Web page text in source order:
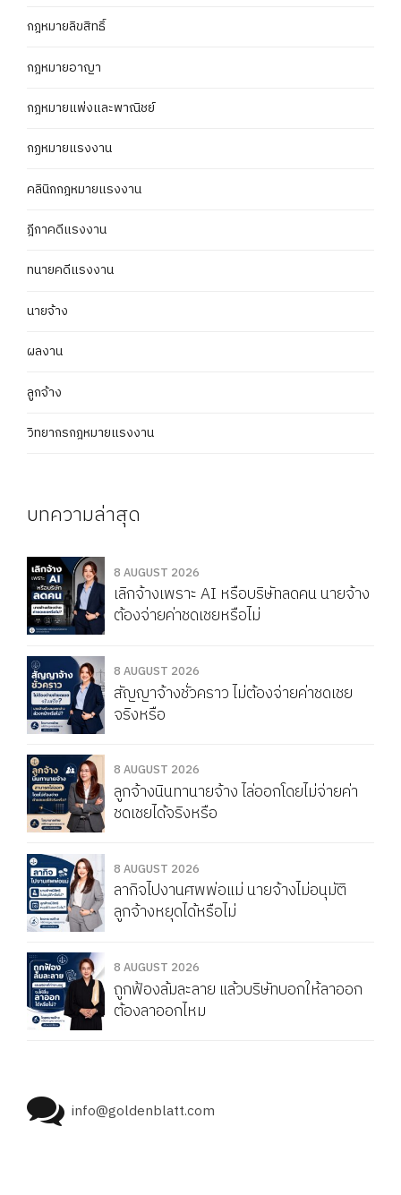
กฎหมายลิขสิทธิ์
กฎหมายอาญา
กฎหมายแพ่งและพาณิชย์
กฏหมายแรงงาน
คลินิกกฎหมายแรงงาน
ฎีกาคดีแรงงาน
ทนายคดีแรงงาน
นายจ้าง
ผลงาน
ลูกจ้าง
วิทยากรกฎหมายแรงงาน
บทความล่าสุด
8 AUGUST 2026
เลิกจ้างเพราะ AI หรือบริษัทลดคน นายจ้าง
ต้องจ่ายค่าชดเชยหรือไม่
8 AUGUST 2026
สัญญาจ้างชั่วคราว ไม่ต้องจ่ายค่าชดเชย
จริงหรือ
8 AUGUST 2026
ลูกจ้างนินทานายจ้าง ไล่ออกโดยไม่จ่ายค่า
ชดเชยได้จริงหรือ
8 AUGUST 2026
ลากิจไปงานศพพ่อแม่ นายจ้างไม่อนุมัติ
ลูกจ้างหยุดได้หรือไม่
8 AUGUST 2026
ถูกฟ้องล้มละลาย แล้วบริษัทบอกให้ลาออก
ต้องลาออกไหม
info@goldenblatt.com